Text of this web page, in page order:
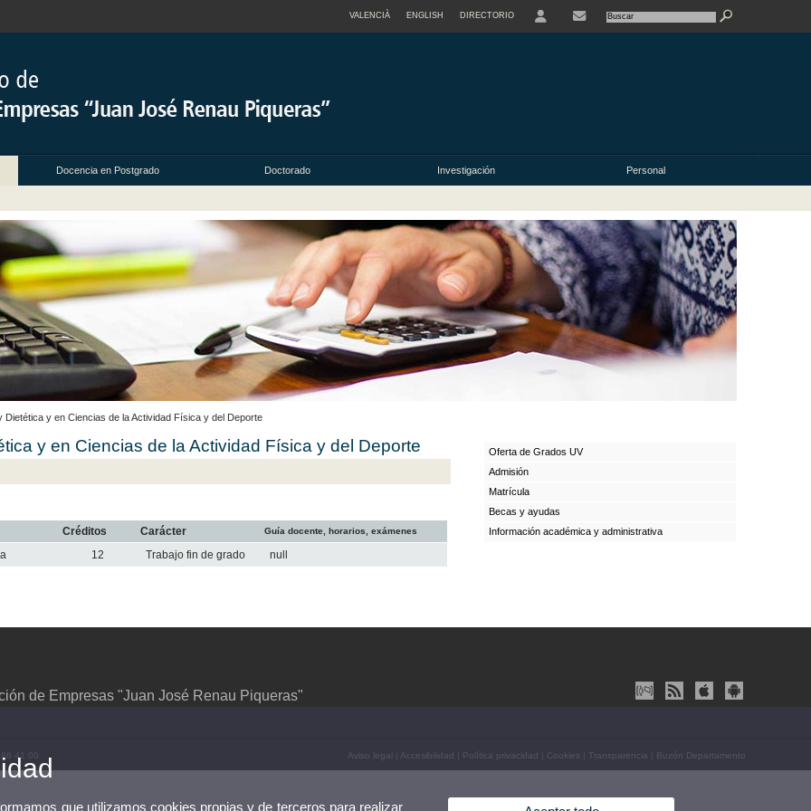
VALENCIÀ ENGLISH DIRECTORIO
Docencia en Postgrado Doctorado Investigación Personal
y en Ciencias de la Actividad Física y del Deporte
y en Ciencias de la Actividad Física y del Deporte
Créditos Carácter Guía docente, horarios, exámenes
12 Trabajo fin de grado null
Oferta de Grados UV
Admisión
Matrícula
Becas y ayudas
Información académica y administrativa
de Empresas "Juan José Renau Piqueras"
41 00 Aviso legal Accesibilidad Política privacidad Cookies Transparencia Buzón Departamento
que utilizamos cookies propias y de terceros para realizar